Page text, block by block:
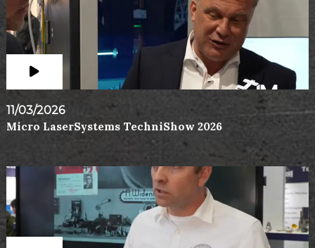
11/03/2026
Micro LaserSystems TechniShow 2026